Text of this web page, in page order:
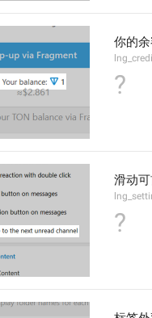
你的
?
滑动
?